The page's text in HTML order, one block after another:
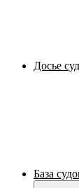
Досье
База